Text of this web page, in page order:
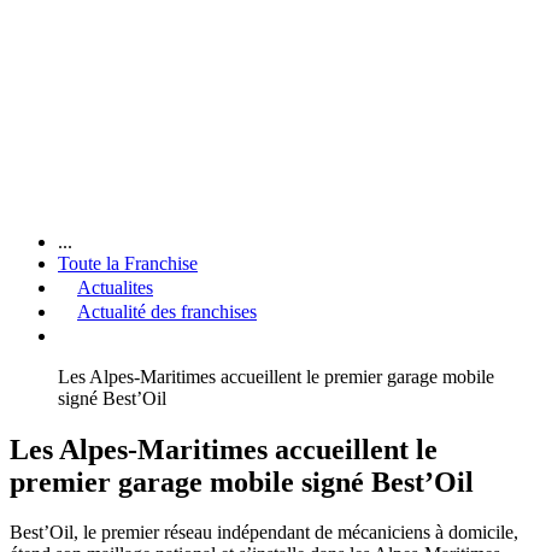
...
Toute la Franchise
Actualites
Actualité des franchises
Les Alpes-Maritimes accueillent le premier garage mobile
signé Best’Oil
Les Alpes-Maritimes accueillent le
premier garage mobile signé Best’Oil
Best’Oil, le premier réseau indépendant de mécaniciens à domicile,